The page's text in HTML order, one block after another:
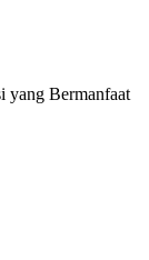
yang Bermanfaat